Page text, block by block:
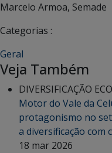
Marcelo Armoa, Semade
Categorias :
Geral
Veja Também
DIVERSIFICAÇÃO
Motor do Vale da
protagonismo no
a diversificação com
18 mar 2026